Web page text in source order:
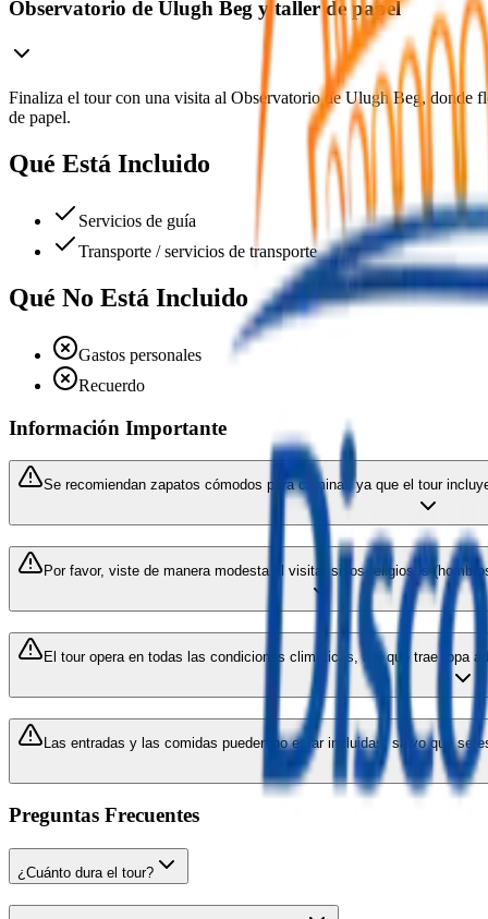
Observatorio de Ulugh Beg y taller de papel
Finaliza el tour con una visita al Observatorio de Ulugh Beg, donde
de papel.
Qué Está Incluido
Servicios de guía
Transporte / servicios de transporte
Qué No Está Incluido
Gastos personales
Recuerdo
Información Importante
Se recomiendan zapatos cómodos para caminar, ya que el tour
Por favor, viste de manera modesta al visitar sitios religiosos
El tour opera en todas las condiciones climáticas, así que trae ropa
Las entradas y las comidas pueden no estar incluidas, salvo que se
Preguntas Frecuentes
¿Cuánto dura el tour?